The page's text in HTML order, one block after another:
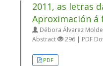
2011, as letras
Aproximación á
Débora Álvarez
Abstract
296 | PDF
PDF